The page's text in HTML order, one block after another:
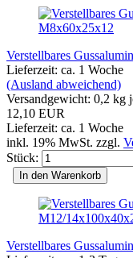
Verstellbares
Lieferzeit: ca. 1 Woche
(Ausland abweichend)
Versandgewicht: 0,2 kg
12,10 EUR
Lieferzeit: ca. 1 Woche
inkl. 19% MwSt. zzgl.
Stück:
In den Warenkorb
Verstellbares